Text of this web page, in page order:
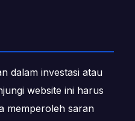
dalam investasi atau
website ini harus
memperoleh saran